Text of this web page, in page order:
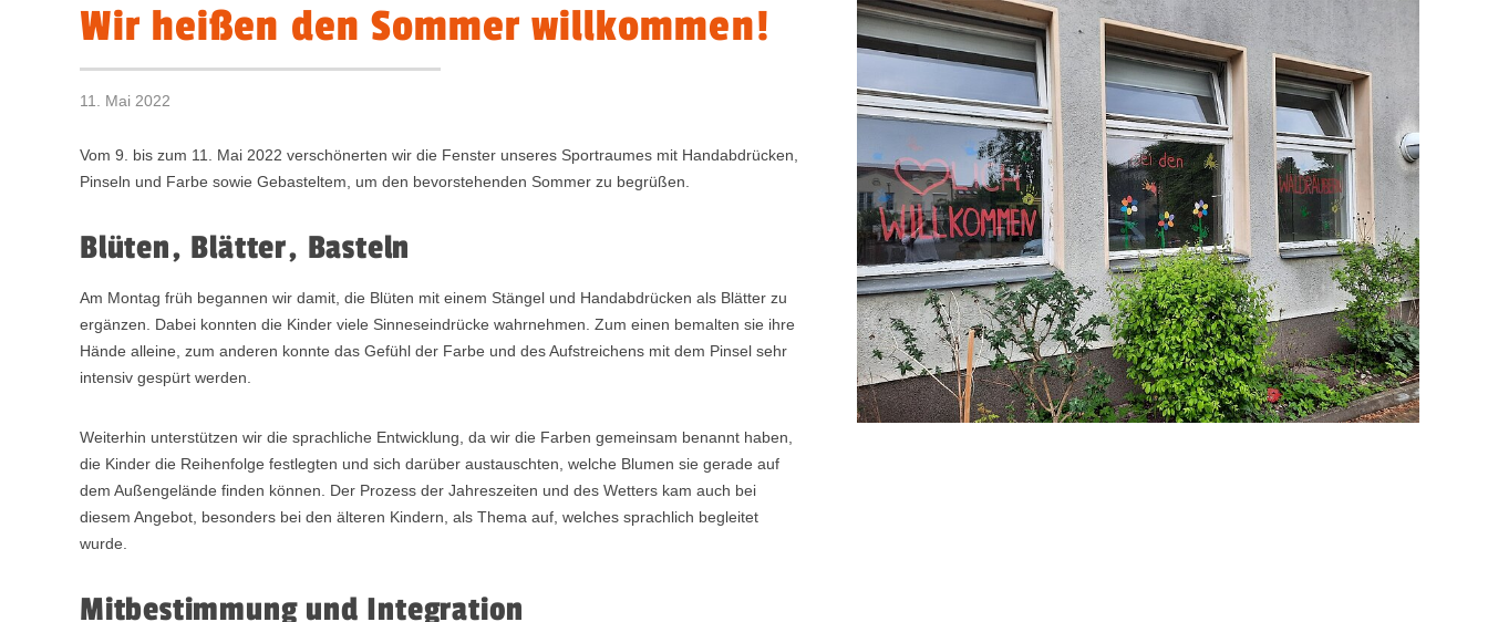
Wir heißen den Sommer willkommen!
11. Mai 2022
Vom 9. bis zum 11. Mai 2022 verschönerten wir die Fenster unseres Sportraumes mit Handabdrücken,
Pinseln und Farbe sowie Gebasteltem, um den bevorstehenden Sommer zu begrüßen.
Blüten, Blätter, Basteln
Am Montag früh begannen wir damit, die Blüten mit einem Stängel und Handabdrücken als Blätter zu
ergänzen. Dabei konnten die Kinder viele Sinneseindrücke wahrnehmen. Zum einen bemalten sie ihre
Hände alleine, zum anderen konnte das Gefühl der Farbe und des Aufstreichens mit dem Pinsel sehr
intensiv gespürt werden.
Weiterhin unterstützen wir die sprachliche Entwicklung, da wir die Farben gemeinsam benannt haben,
die Kinder die Reihenfolge festlegten und sich darüber austauschten, welche Blumen sie gerade auf
dem Außengelände finden können. Der Prozess der Jahreszeiten und des Wetters kam auch bei
diesem Angebot, besonders bei den älteren Kindern, als Thema auf, welches sprachlich begleitet
wurde.
Mitbestimmung und Integration